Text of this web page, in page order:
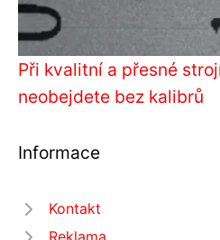
Při kvalitní a přesné
neobejdete bez kalibrů
Informace
Kontakt